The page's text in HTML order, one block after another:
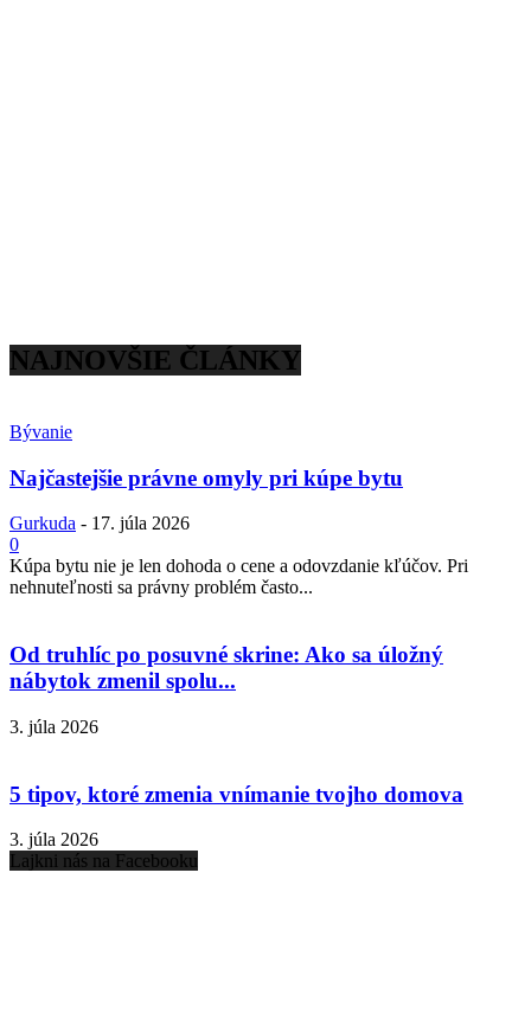
NAJNOVŠIE ČLÁNKY
Bývanie
Najčastejšie právne omyly pri kúpe bytu
Gurkuda - 17. júla 2026
0
Kúpa bytu nie je len dohoda o cene a odovzdanie kľúčov. Pri
nehnuteľnosti sa právny problém často...
Od truhlíc po posuvné skrine: Ako sa úložný
nábytok zmenil spolu...
3. júla 2026
5 tipov, ktoré zmenia vnímanie tvojho domova
3. júla 2026
Lajkni nás na Facebooku